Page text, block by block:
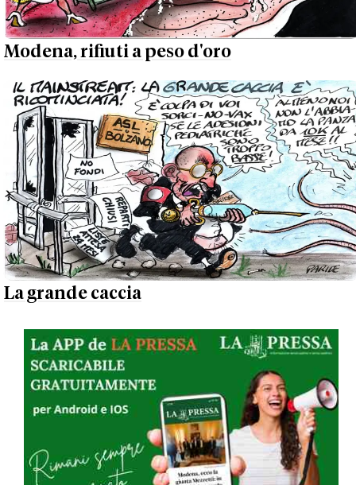
Modena, rifiuti a peso d'oro
La grande caccia